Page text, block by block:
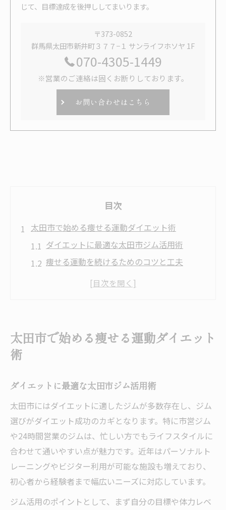
じて、目標達成を後押ししてまいります。
〒373-0852
群馬県太田市新井町３７７−１ サンライフホソヤ 1F
070-4305-1449
※営業のご連絡は固くお断りしております。
お問い合わせはこちら
目次
太田市で始める痩せる運動ダイエット術
ダイエットに最適な太田市ジム活用術
痩せる運動を続けるためのコツと工夫
太田市で安く始めるダイエット方法
女性におすすめのダイエット運動法紹介
女性向けダイエット運動の選び方ポイント
ダイエット初心者に優しい運動法の特徴
美容と健康を両立するダイエット運動術
女性に人気のダイエット運動プランとは
ジム利用で続けやすい痩せるダイエット習慣
ダイエット継続のためのジム活用ポイント
太田市ジムでの効果的な運動ダイエット
24時間ジムで無理なく痩せる習慣作り
ダイエット成功へ導くジム選びのコツ
太田市で始める痩せる運動ダイエット
術
ダイエットに最適な太田市ジム活用術
太田市にはダイエットに適したジムが多数存在し、ジム
選びがダイエット成功のカギとなります。特に市営ジム
や24時間営業のジムは、忙しい方でもライフスタイルに
合わせて通いやすい点が魅力です。近年はパーソナルト
レーニングやビジター利用が可能な施設も増えており、
初心者から経験者まで幅広いニーズに対応しています。
ジム活用のポイントとして、まず自分の目標や体力レベ